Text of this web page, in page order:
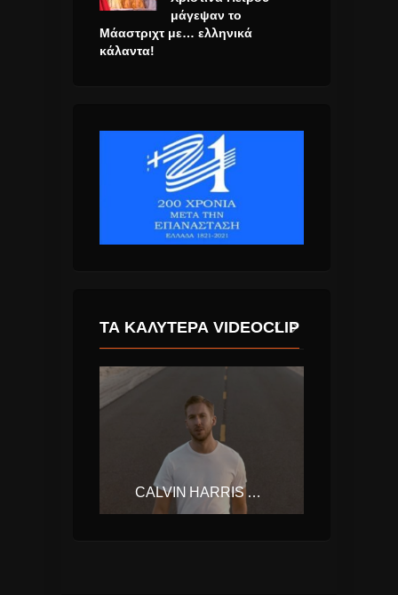
μάγεψαν το
Μάαστριχτ με… ελληνικά
κάλαντα!
ΤΑ ΚΑΛΎΤΕΡΑ VIDEOCLIP
CALVIN HARRIS – MY WAY